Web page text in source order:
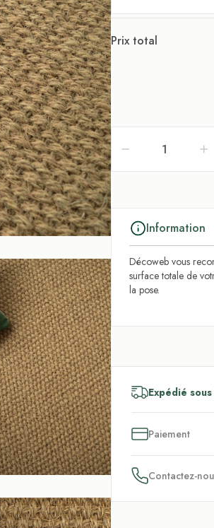
Prix total
Information
Décoweb vous
surface totale de
la pose.
Expédié
Paiement
Contactez-